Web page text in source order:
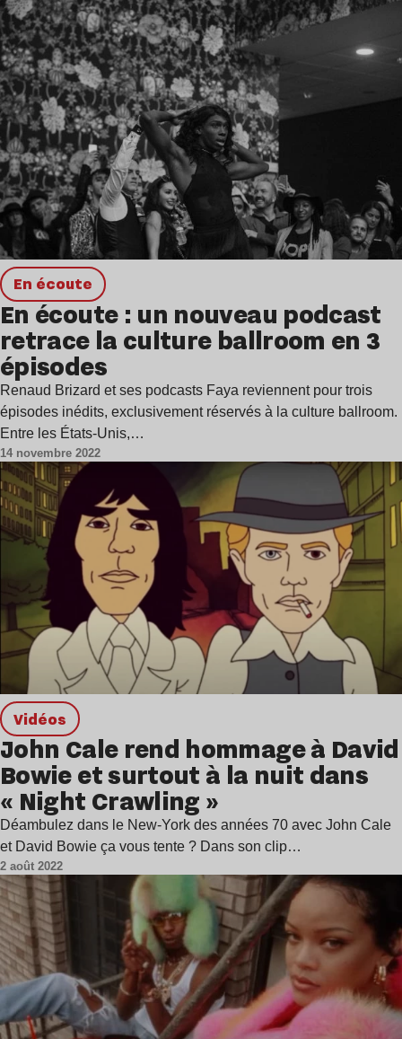
en écoute
En écoute : un nouveau podcast
retrace la culture ballroom en 3
épisodes
Renaud Brizard et ses podcasts Faya reviennent pour trois
épisodes inédits, exclusivement réservés à la culture ballroom.
Entre les États-Unis,…
14 novembre 2022
Vidéos
John Cale rend hommage à David
Bowie et surtout à la nuit dans
« Night Crawling »
Déambulez dans le New-York des années 70 avec John Cale
et David Bowie ça vous tente ? Dans son clip…
2 août 2022